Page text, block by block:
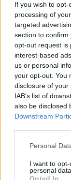
If you wish to
processing of
targeted
section to
opt-out request is
interest-based
us or personal
your opt-out. You
disclosure of
IAB’s list of
also be disclosed
Downstream
Personal
I want to
personal data.
Sportas
Jasikevičiaus
Lietuvos